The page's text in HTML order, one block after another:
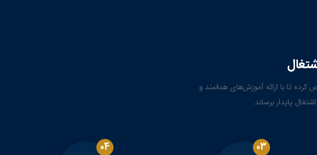
کرده تا با ارائه آموزش‌های هدفمند و
پایدار برساند.
03
04